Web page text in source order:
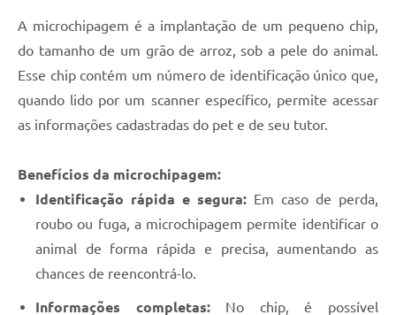
A microchipagem é a implantação de um pequeno chip,
do tamanho de um grão de arroz, sob a pele do animal.
Esse chip contém um número de identificação único que,
quando lido por um scanner específico, permite acessar
as informações cadastradas do pet e de seu tutor.
Benefícios da microchipagem:
Identificação rápida e segura: Em caso de perda,
roubo ou fuga, a microchipagem permite identificar o
animal de forma rápida e precisa, aumentando as
chances de reencontrá-lo.
Informações completas:No chip, é possível